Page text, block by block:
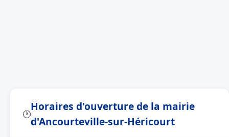
🕐
Horaires d'ouverture de la mairie
d'Ancourteville-sur-Héricourt